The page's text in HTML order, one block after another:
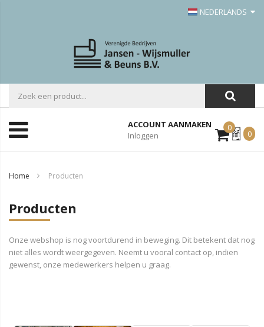
NEDERLANDS
ACCOUNT AANMAKEN
Inloggen
0Mijn
Offerte
0
Home Producten
Producten
Onze webshop is nog voortdurend in beweging. Dit betekent dat nog
niet alles wordt weergegeven. Neemt u vooral contact op, indien
gewenst, onze medewerkers helpen u graag.